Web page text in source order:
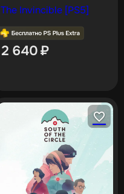
The Invincible [PS5]
2 640₽